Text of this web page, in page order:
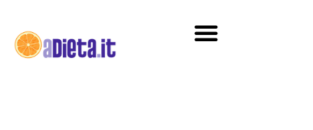
contenuto